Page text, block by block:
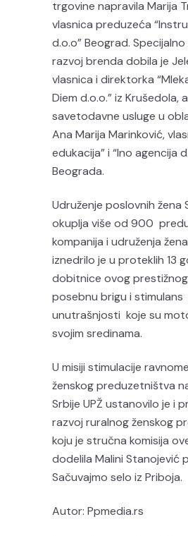
trgovine napravila Marija
vlasnica preduzeća
d.o.o” Beograd.
razvoj brenda dobila je
vlasnica i direktorka
Diem d.o.o.” iz Krušedola,
savetodavne usluge u
Ana Marija Marinković,
edukacija” i “Ino agencija
Beograda.
Udruženje poslovnih žena
okuplja više od 900
kompanija i udruženja
iznedrilo je u proteklih 13
dobitnice ovog
posebnu brigu i stimulans
unutrašnjosti koje su
svojim sredinama.
U misiji stimulacije
ženskog preduzetništva
Srbije UPŽ ustanovilo je i
razvoj ruralnog ženskog
koju je stručna komisija
dodelila Malini Stanojević
Sačuvajmo selo iz Priboja.
Autor: Ppmedia.rs